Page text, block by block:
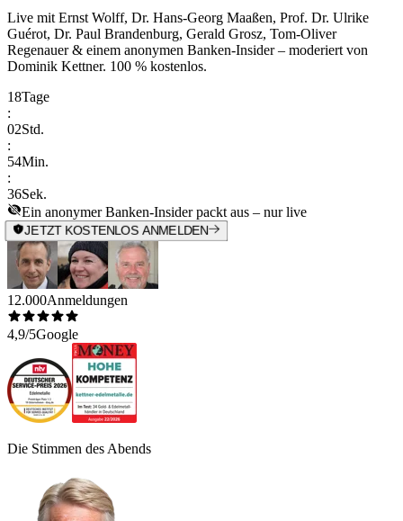
Live mit Ernst Wolff, Dr. Hans-Georg Maaßen, Prof. Dr. Ulrike
Guérot, Dr. Paul Brandenburg, Gerald Grosz, Tom-Oliver
Regenauer & einem anonymen Banken-Insider– moderiert von
Dominik Kettner. 100 % kostenlos.
18Tage
:
02Std.
:
54Min.
:
36Sek.
Ein anonymer Banken-Insider packt aus – nur live
JETZT KOSTENLOS ANMELDEN
12.000Anmeldungen
4,9/5Google
Die Stimmen des Abends